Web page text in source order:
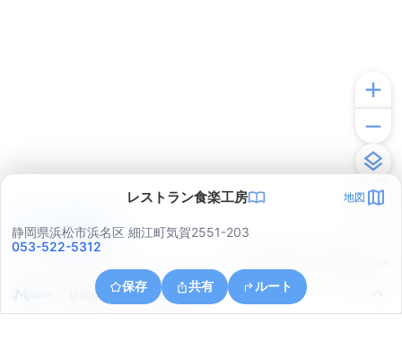
レストラン食楽工房 地図
静岡県浜松市浜名区 細江町気賀2551-203
053-522-5312
保存 共有 ルート
静岡県浜松市中央区深萩町
アプリで見る